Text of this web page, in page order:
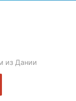
из Дании